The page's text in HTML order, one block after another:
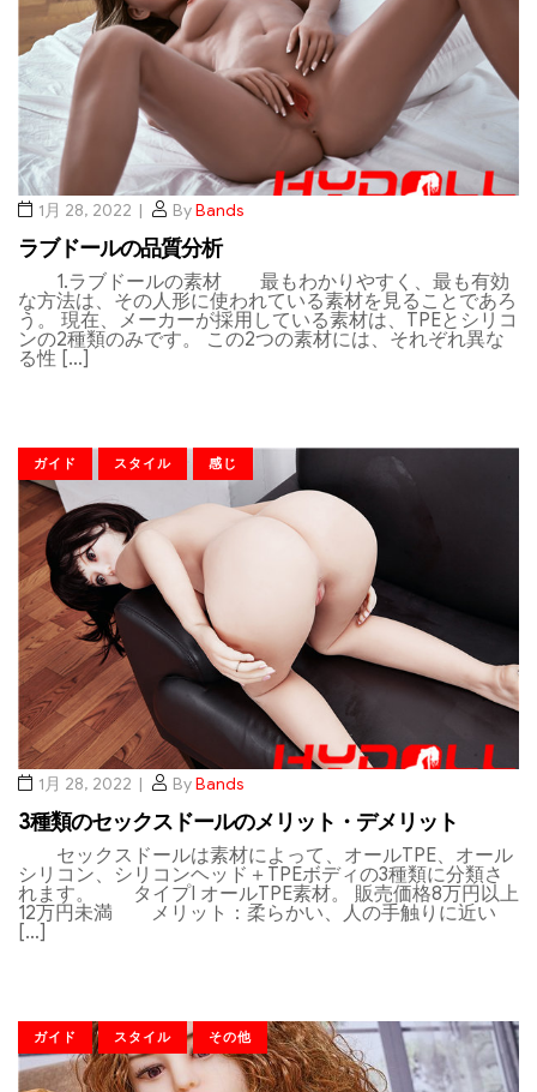
1月 28, 2022 ByBands
ラブドールの品質分析
1.ラブドールの素材 最もわかりやすく、最も有効
な方法は、その人形に使われている素材を見ることであろ
う。 現在、メーカーが採用している素材は、TPEとシリコ
ンの2種類のみです。 この2つの素材には、それぞれ異な
る性 […]
ガイド スタイル 感じ
1月 28, 2022 ByBands
3種類のセックスドールのメリット・デメリット
セックスドールは素材によって、オールTPE、オール
シリコン、シリコンヘッド＋TPEボディの3種類に分類さ
れます。 タイプI オールTPE素材。 販売価格8万円以上
12万円未満 メリット：柔らかい、人の手触りに近い
[…]
ガイド スタイル その他